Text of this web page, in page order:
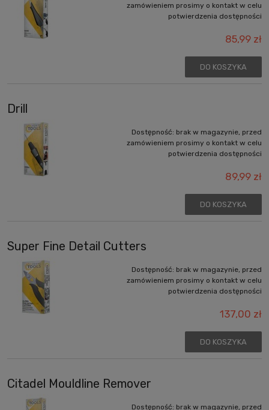
zamówieniem prosimy o kontakt w celu
potwierdzenia dostępności
85,99 zł
DO KOSZYKA
Drill
Dostępność: brak w magazynie, przed
zamówieniem prosimy o kontakt w celu
potwierdzenia dostępności
89,99 zł
DO KOSZYKA
Super Fine Detail Cutters
Dostępność: brak w magazynie, przed
zamówieniem prosimy o kontakt w celu
potwierdzenia dostępności
137,00 zł
DO KOSZYKA
Citadel Mouldline Remover
Dostępność: brak w magazynie, przed